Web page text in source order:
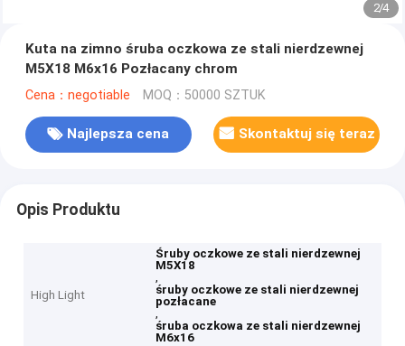
2/4
Kuta na zimno śruba oczkowa ze stali nierdzewnej
M5X18 M6x16 Pozłacany chrom
Cena：negotiable MOQ：50000 SZTUK
Najlepsza cena Skontaktuj się teraz
Opis Produktu
High Light
Śruby oczkowe ze stali nierdzewnej
M5X18
,
śruby oczkowe ze stali nierdzewnej
pozłacane
,
śruba oczkowa ze stali nierdzewnej
M6x16